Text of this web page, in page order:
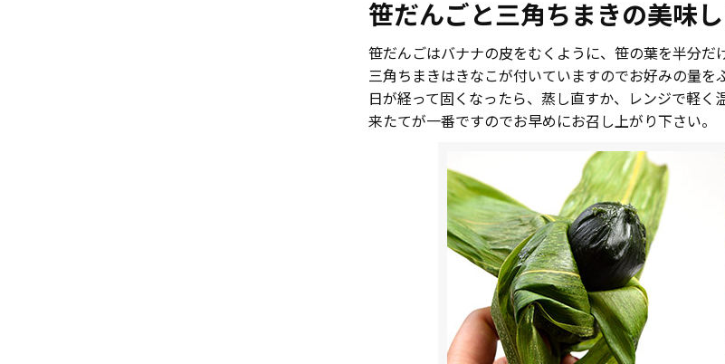
笹だんごと三角ちまきの美味
笹だんごはバナナの皮をむくように、笹の葉を半分だ
三角ちまきはきなこが付いていますのでお好みの量を
日が経って固くなったら、蒸し直すか、レンジで軽
来たてが一番ですのでお早めにお召し上がり下さい。